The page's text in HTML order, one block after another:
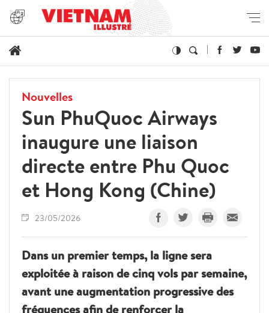
Nouvelles
Sun PhuQuoc Airways
inaugure une liaison
directe entre Phu Quoc
et Hong Kong (Chine)
23/05/2026
Dans un premier temps, la ligne sera
exploitée à raison de cinq vols par semaine,
avant une augmentation progressive des
fréquences afin de renforcer la